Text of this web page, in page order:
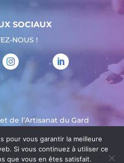
SOCIAUX
NOUS !
de l’Artisanat du Gard
pour vous garantir la meilleure
Si vous continuez à utiliser ce
que vous en êtes satisfait.